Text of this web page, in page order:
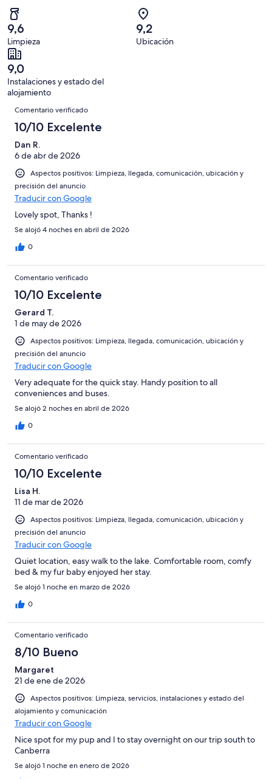
una
puntuación
de
10
-
Excelente
con
una
puntuación
de
8
-
Bueno
de
45
con
una
puntuación
de
6
-
Normal
total
de
45
con
una
puntuación
de
Mediocre
de
un
total
de
45
con
una
puntuación
de
Horrible
9,6
Limpieza
9,2
Ubicación
9,0
Instalaciones y estado del
alojamiento
Comentarios
Comentario verificado
10/10 Excelente
Dan R.
6 de abr de 2026
Aspectos positivos: Limpieza, llegada, comunicación, ubicación y
precisión del anuncio
Traducir con Google
Lovely spot, Thanks !
Se alojó 4 noches en abril de 2026
0
Comentario verificado
10/10 Excelente
Gerard T.
1 de may de 2026
Aspectos positivos: Limpieza, llegada, comunicación, ubicación y
precisión del anuncio
Traducir con Google
Very adequate for the quick stay. Handy position to all
conveniences and buses.
Se alojó 2 noches en abril de 2026
0
Comentario verificado
10/10 Excelente
Lisa H.
11 de mar de 2026
Aspectos positivos: Limpieza, llegada, comunicación, ubicación y
precisión del anuncio
Traducir con Google
Quiet location, easy walk to the lake. Comfortable room, comfy
bed & my fur baby enjoyed her stay.
Se alojó 1 noche en marzo de 2026
0
Comentario verificado
8/10 Bueno
Margaret
21 de ene de 2026
Aspectos positivos: Limpieza, servicios, instalaciones y estado del
alojamiento y comunicación
Traducir con Google
Nice spot for my pup and I to stay overnight on our trip south to
Canberra
Se alojó 1 noche en enero de 2026